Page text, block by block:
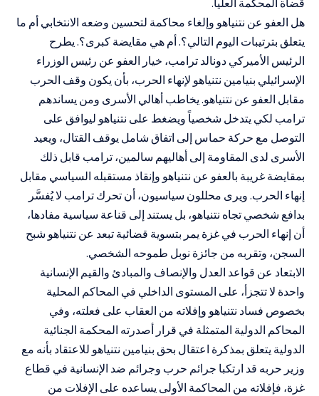
قضاة المحكمة العليا.
هل العفو عن نتنياهو وإلغاء محاكمة لتحسين وضعه الانتخابي أم ما
يتعلق بترتيبات اليوم التالي؟. أم هي مقايضة كبرى؟. يطرح
الرئيس الأميركي دونالد ترامب، خيار العفو عن رئيس الوزراء
الإسرائيلي بنيامين نتنياهو لإنهاء الحرب، بأن يكون وقف الحرب
مقابل العفو عن نتنياهو. يخاطب أهالي الأسرى ومن يساندهم
ترامب لكي يتدخل شخصياً ويضغط على نتنياهو ليوافق على
التوصل مع حركة حماس إلى اتفاق شامل يوقف القتال، ويعيد
الأسرى لدى المقاومة إلى أهاليهم سالمين، ترامب قابل ذلك
بمقايضة غريبة بالعفو عن نتنياهو وإنقاذ مستقبله السياسي مقابل
إنهاء الحرب. ويرى محللون سياسيون، أن تحرك ترامب لا يُفسَّر
بدافع شخصي تجاه نتنياهو، بل يستند إلى قناعة سياسية مفادها،
أن إنهاء الحرب في غزة يمر بتسوية قضائية تبعد عن نتنياهو شبح
السجن، وتقربه من جائزة نوبل طموحه الشخصي.
الابتعاد عن قواعد العدل والإنصاف والمبادئ والقيم الإنسانية
واحدة لا تتجزأ، على المستوى الداخلي في المحاكم المحلية
بخصوص فساد نتنياهو وإفلاته من العقاب على فعلته، وفي
المحاكم الدولية المتمثلة في قرار أصدرته المحكمة الجنائية
الدولية يتعلق بمذكرة اعتقال بحق بنيامين نتنياهو للاعتقاد بأنه مع
وزير حربه قد ارتكبا جرائم حرب وجرائم ضد الإنسانية في قطاع
غزة، فإفلاته من المحاكمة الأولى يساعده على الإفلات من